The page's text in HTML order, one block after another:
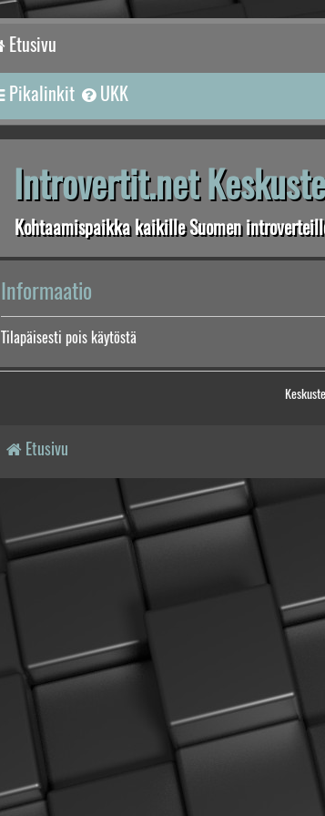
Etusivu
Pikalinkit UKK
Introvertit.net
Kohtaamispaikka kaikille Suomen
Informaatio
Tilapäisesti pois käytöstä
Etusivu